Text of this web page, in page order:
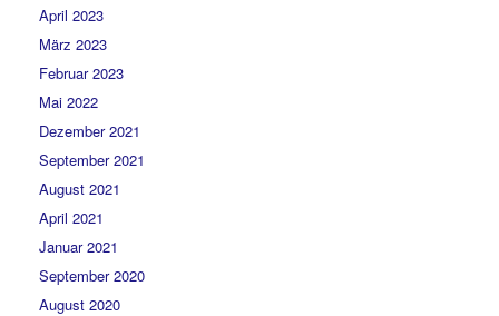
April 2023
März 2023
Februar 2023
Mai 2022
Dezember 2021
September 2021
August 2021
April 2021
Januar 2021
September 2020
August 2020